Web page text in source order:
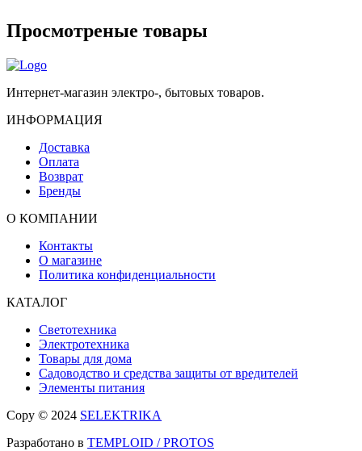
Просмотреные товары
Интернет-магазин электро-, бытовых товаров.
ИНФОРМАЦИЯ
Доставка
Оплата
Возврат
Бренды
О КОМПАНИИ
Контакты
О магазине
Политика конфиденциальности
КАТАЛОГ
Светотехника
Электротехника
Товары для дома
Садоводство и средства защиты от вредителей
Элементы питания
Copy © 2024 SELEKTRIKA
Разработано в TEMPLOID / PROTOS